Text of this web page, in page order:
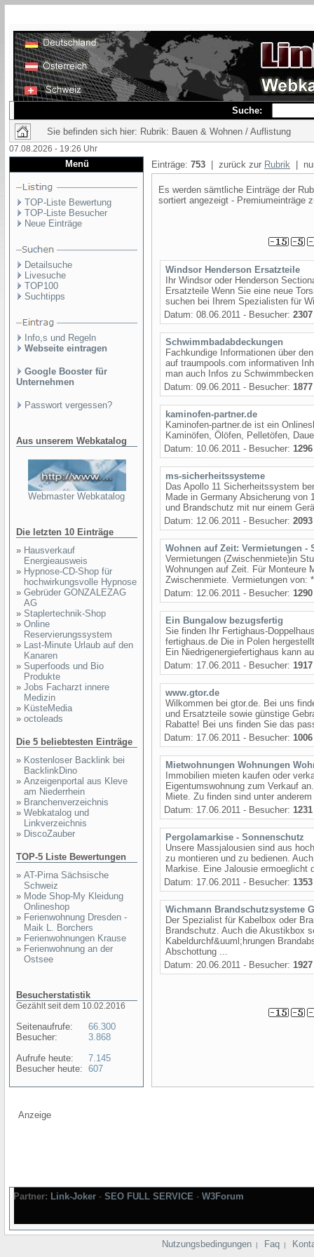
Suche:
Sie befinden sich hier: Rubrik: Bauen & Wohnen / Auflistung
07.08.2026 - 19:26 Uhr
Menü
TOP-Liste Bewertung
TOP-Liste Besucher
Neue Einträge
Detailsuche
Livesuche
TOP100
Suchtipps
Info,s und Regeln
Webseite eintragen
Google Booster für
Unternehmen
Passwort vergessen?
Aus unserem Webkatalog
Webmaster Webkatalog
Die letzten 10 Einträge
» Hausverkauf
Energieausweis
» Hypnose-CD-Shop für
hochwirkungsvolle Hypnose
» Gebrüder GONZALEZAG
AG
» Staplertechnik-Shop
» Online
Reservierungssystem
» Last-Minute Urlaub auf den
Kanaren
» Superfoods und Bio
Produkte
» Jobs Facharzt innere
Medizin
» KüsteMedia
» octoleads
Die 5 beliebtesten Einträge
» Kostenloser Backlink bei
BacklinkDino
» Anzeigenportal aus Kleve
am Niederrhein
» Branchenverzeichnis
» Webkatalog und
Linkverzeichnis
» DiscoZauber
TOP-5 Liste Bewertungen
» AT-Pirna Sächsische
Schweiz
» Mode Shop-My Kleidung
Onlineshop
» Ferienwohnung Dresden -
Maik L. Borchers
» Ferienwohnungen Krause
» Ferienwohnung an der
Ostsee
Besucherstatistik
Gezählt seit dem 10.02.2016
Seitenaufrufe:
Besucher:
Aufrufe heute:
Besucher heute:
66.300
3.868
7.145
607
Einträge: 753 | zurück zur Rubrik |
Es werden sämtliche Einträge der
sortiert angezeigt - Premiumeinträge
Windsor Henderson Ersatzteile
Ihr Windsor oder Henderson
Ersatzteile Wenn Sie eine neue
suchen bei Ihrem Spezialisten für
Datum: 08.06.2011 - Besucher: 2307
Schwimmbadabdeckungen
Fachkundige Informationen über
auf traumpools.com informativen
man auch Infos zu
Datum: 09.06.2011 - Besucher: 1877
kaminofen-partner.de
Kaminofen-partner.de ist ein
Kaminöfen, Ölöfen, Pelletöfen,
Datum: 10.06.2011 - Besucher: 1296
ms-sicherheitssysteme
Das Apollo 11 Sicherheitssystem
Made in Germany Absicherung von
und Brandschutz mit nur einem
Datum: 12.06.2011 - Besucher: 2093
Wohnen auf Zeit: Vermietungen -
Vermietungen (Zwischenmiete)in
Wohnungen auf Zeit. Für Monteure
Zwischenmiete. Vermietungen von:
Datum: 12.06.2011 - Besucher: 1290
Ein Bungalow bezugsfertig
Sie finden Ihr Fertighaus-
fertighaus.de Die in Polen
Ein Niedrigenergiefertighaus kann
Datum: 17.06.2011 - Besucher: 1917
www.gtor.de
Wilkommen bei gtor.de. Bei uns
und Ersatzteile sowie günstige
Rabatte! Bei uns finden Sie das
Datum: 17.06.2011 - Besucher: 1006
Mietwohnungen Wohnungen
Immobilien mieten kaufen oder
Eigentumswohnung zum Verkauf
Miete. Zu finden sind unter
Datum: 17.06.2011 - Besucher: 1231
Pergolamarkise - Sonnenschutz
Unsere Massjalousien sind aus
zu montieren und zu bedienen.
Markise. Eine Jalousie ermoeglicht
Datum: 17.06.2011 - Besucher: 1353
Wichmann Brandschutzsysteme
Der Spezialist für Kabelbox oder
Brandschutz. Auch die Akustikbox
Kabeldurchf&uuml;hrungen
Abschottung ...
Datum: 20.06.2011 - Besucher: 1927
Anzeige
Partner: Link-Joker - SEO FULL SERVICE - W3Forum
Nutzungsbedingungen | Faq |